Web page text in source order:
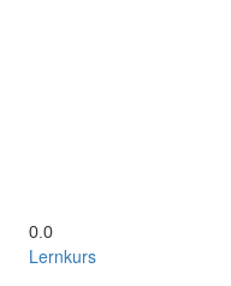
0.0
Lernkurs